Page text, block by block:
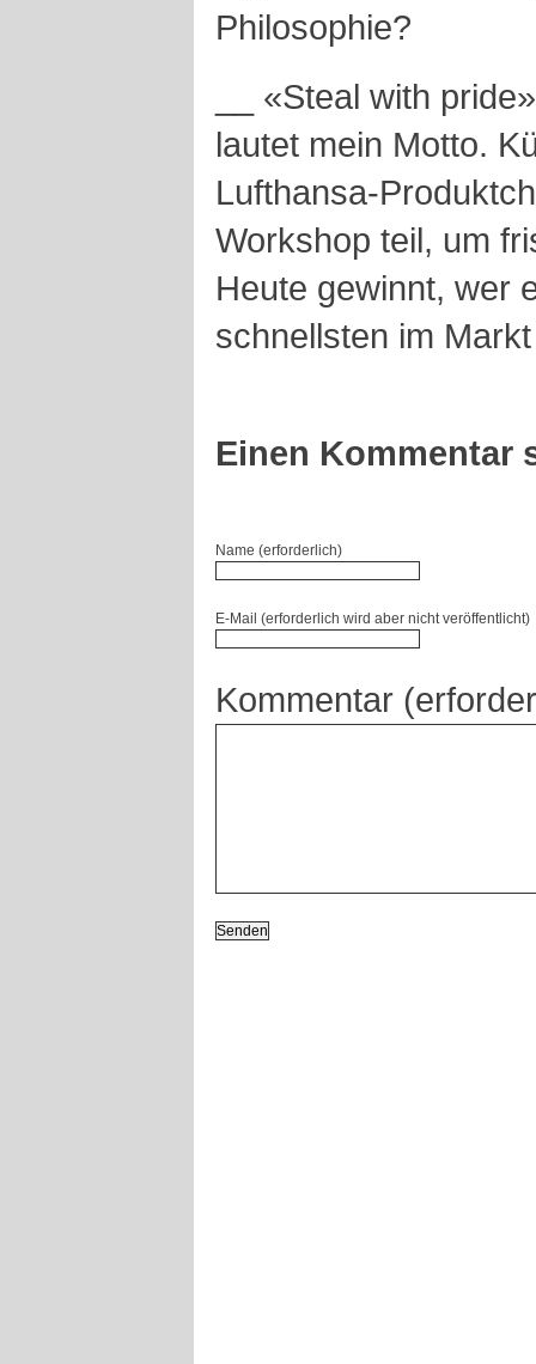
Philosophie?
__ «Steal with
lautet mein Motto.
Lufthansa-
Workshop teil, um
Heute gewinnt, wer
schnellsten im
Einen Kommentar
Name (erforderlich)
E-Mail (erforderlich wird aber nicht veröffentlicht)
Kommentar